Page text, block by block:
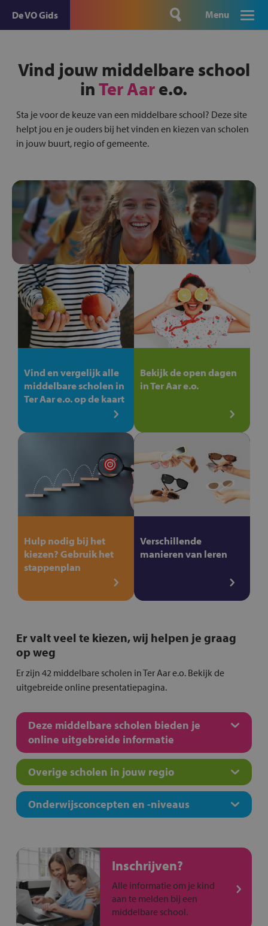
De VO Gids Menu
Vind jouw middelbare school
inTer Aare.o.
Sta je voor de keuze van een middelbare school? Deze site
helpt jou en je ouders bij het vinden en kiezen van scholen
in jouw buurt, regio of gemeente.
Vind en vergelijk alle
middelbare scholen in
Ter Aar e.o. op de kaart
Bekijk de open dagen
in Ter Aar e.o.
Hulp nodig bij het
kiezen? Gebruik het
stappenplan
Verschillende
manieren van leren
Er valt veel te kiezen, wij helpen je graag
op weg
Er zijn 42 middelbare scholen in Ter Aar e.o. Bekijk de
uitgebreide online presentatiepagina.
Deze middelbare scholen bieden je
online uitgebreide informatie
Overige scholen in jouw regio
Onderwijsconcepten en -niveaus
Inschrijven?
Alle informatie om je kind
aan te melden bij een
middelbare school.